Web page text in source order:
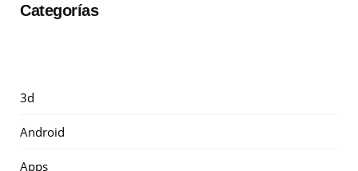
Categorías
3d
Android
Apps